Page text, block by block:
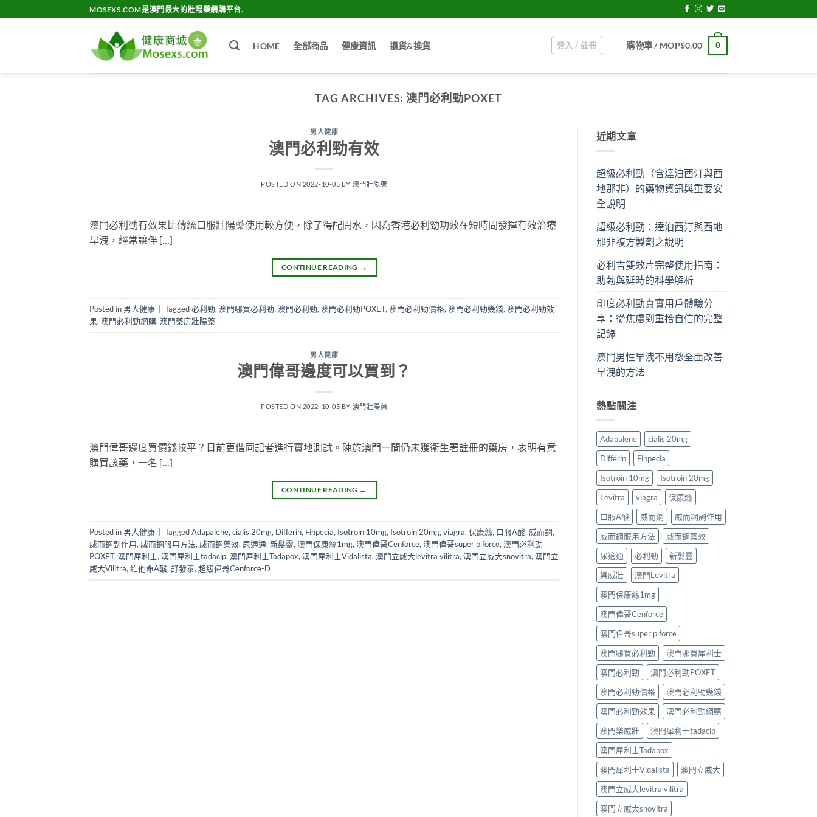
to
MOSEXS.COM是澳門最大的壯陽藥網購平台.
HOME 全部商品 健康資訊 退貨&換貨 登入 / 註冊 購物車 / MOP$0.00 0
TAG ARCHIVES:澳門必利勁POXET
男人健康
澳門必利勁有效
POSTED ON 2022-10-05 BY 澳門壯陽藥
澳門必利勁有效果比傳統口服壯陽藥使用較方便，除了得配開水，因為香港必利勁功效在短時間發揮有效治療
早洩，經常讓伴 […]
CONTINUE READING →
Posted in 男人健康 Tagged必利勁, 澳門哪買必利勁, 澳門必利勁, 澳門必利勁POXET, 澳門必利勁價格, 澳門必利勁幾錢, 澳門必利勁效
果, 澳門必利勁網購, 澳門藥房壯陽藥
男人健康
澳門偉哥邊度可以買到？
POSTED ON 2022-10-05 BY 澳門壯陽藥
澳門偉哥邊度買價錢較平？日前更偕同記者進行實地測試。陳於澳門一間仍未獲衞生署註冊的藥房，表明有意
購買該藥，一名 […]
CONTINUE READING →
Posted in 男人健康 TaggedAdapalene, cialis 20mg, Differin, Finpecia, Isotroin 10mg, Isotroin 20mg, viagra, 保康絲, 口服A酸, 威而鋼,
威而鋼副作用, 威而鋼服用方法, 威而鋼藥效, 尿適通, 新髮靈, 澳門保康絲1mg, 澳門偉哥Cenforce, 澳門偉哥super p force, 澳門必利勁
POXET, 澳門犀利士, 澳門犀利士tadacip, 澳門犀利士Tadapox, 澳門犀利士Vidalista, 澳門立威大levitra vilitra, 澳門立威大snovitra, 澳門立
威大Vilitra, 維他命A酸, 舒發泰, 超級偉哥Cenforce-D
近期文章
超級必利勁（含達泊西汀與西
地那非）的藥物資訊與重要安
全說明
超級必利勁：達泊西汀與西地
那非複方製劑之說明
必利吉雙效片完整使用指南：
助勃與延時的科學解析
印度必利勁真實用戶體驗分
享：從焦慮到重拾自信的完整
記錄
澳門男性早洩不用愁全面改善
早洩的方法
熱點關注
Adapalene
cialis 20mg
Differin
Finpecia
Isotroin 10mg
Isotroin 20mg
Levitra
viagra
保康絲
口服A酸
威而鋼
威而鋼副作用
威而鋼服用方法
威而鋼藥效
尿適通
必利勁
新髮靈
樂威壯
澳門Levitra
澳門保康絲1mg
澳門偉哥Cenforce
澳門偉哥super p force
澳門哪買必利勁
澳門哪買犀利士
澳門必利勁
澳門必利勁POXET
澳門必利勁價格
澳門必利勁幾錢
澳門必利勁效果
澳門必利勁網購
澳門樂威壯
澳門犀利士tadacip
澳門犀利士Tadapox
澳門犀利士Vidalista
澳門立威大
澳門立威大levitra vilitra
澳門立威大snovitra